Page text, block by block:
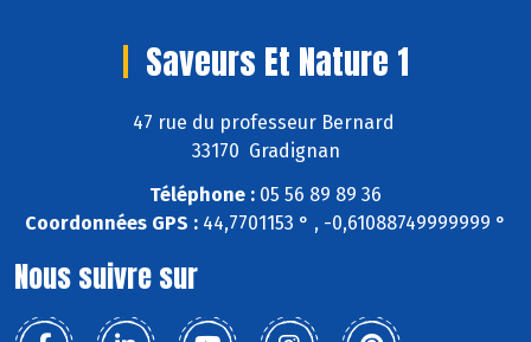
Saveurs Et Nature 1
47 rue du professeur Bernard
33170 Gradignan
Téléphone : 05 56 89 89 36
Coordonnées GPS : 44,7701153 ° , -0,61088749999999 °
Nous suivre sur